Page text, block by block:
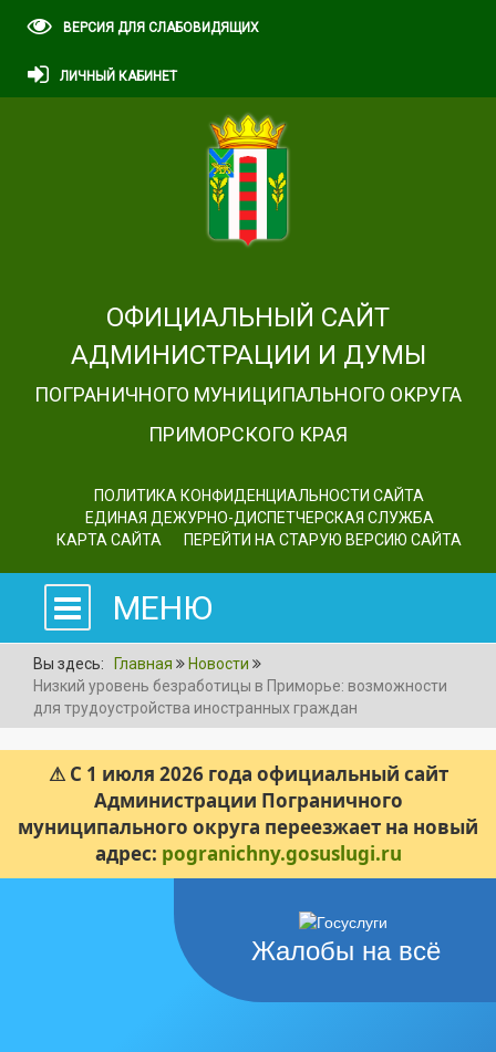
ВЕРСИЯ ДЛЯ СЛАБОВИДЯЩИХ
ЛИЧНЫЙ КАБИНЕТ
ОФИЦИАЛЬНЫЙ САЙТ
АДМИНИСТРАЦИИ И ДУМЫ
ПОГРАНИЧНОГО МУНИЦИПАЛЬНОГО ОКРУГА
ПРИМОРСКОГО КРАЯ
ПОЛИТИКА КОНФИДЕНЦИАЛЬНОСТИ САЙТА
ЕДИНАЯ ДЕЖУРНО-ДИСПЕТЧЕРСКАЯ СЛУЖБА
КАРТА САЙТА
ПЕРЕЙТИ НА СТАРУЮ ВЕРСИЮ САЙТА
МЕНЮ
Вы здесь: Главная
Новости
Низкий уровень безработицы в Приморье: возможности
для трудоустройства иностранных граждан
⚠ С 1 июля 2026 года официальный сайт
Администрации Пограничного
муниципального округа переезжает на новый
адрес: pogranichny.gosuslugi.ru
Жалобы на всё